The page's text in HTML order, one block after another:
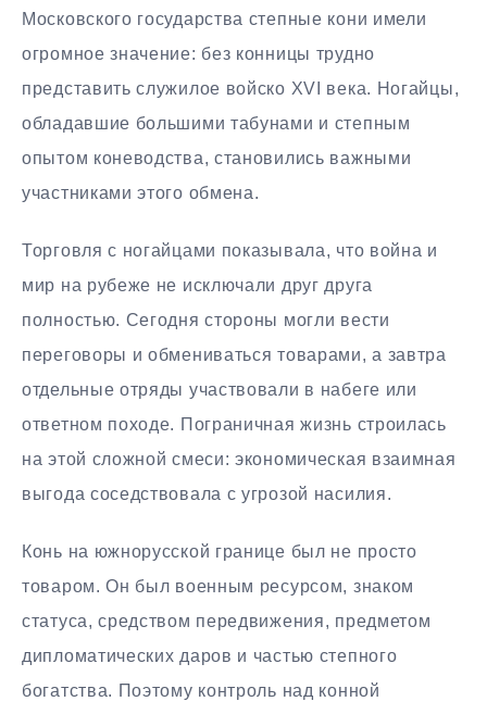
Московского государства степные кони имели
огромное значение: без конницы трудно
представить служилое войско XVI века. Ногайцы,
обладавшие большими табунами и степным
опытом коневодства, становились важными
участниками этого обмена.
Торговля с ногайцами показывала, что война и
мир на рубеже не исключали друг друга
полностью. Сегодня стороны могли вести
переговоры и обмениваться товарами, а завтра
отдельные отряды участвовали в набеге или
ответном походе. Пограничная жизнь строилась
на этой сложной смеси: экономическая взаимная
выгода соседствовала с угрозой насилия.
Конь на южнорусской границе был не просто
товаром. Он был военным ресурсом, знаком
статуса, средством передвижения, предметом
дипломатических даров и частью степного
богатства. Поэтому контроль над конной